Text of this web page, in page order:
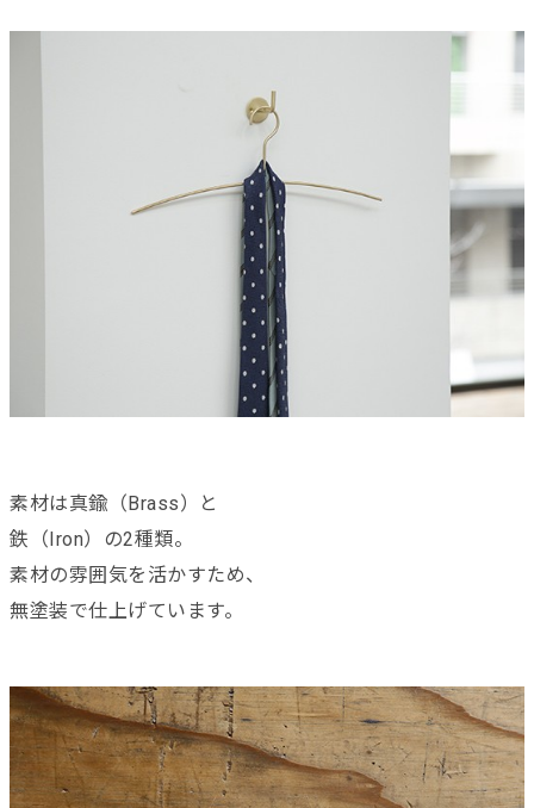
素材は真鍮（Brass）と
鉄（Iron）の2種類。
素材の雰囲気を活かすため、
無塗装で仕上げています。